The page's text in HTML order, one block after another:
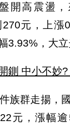
開高震盪
元，上漲
3.93%，大
鍘 中小不妙
族群走揚，
元，漲幅